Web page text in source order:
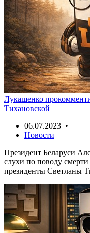
Лукашенко
Тихановской
06.07.2023 •
Новости
Президент Беларуси
слухи по поводу
президенты Светланы